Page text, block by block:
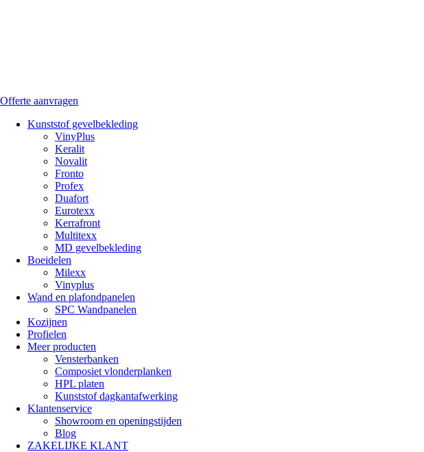
Offerte aanvragen
Kunststof gevelbekleding
VinyPlus
Keralit
Novalit
Fronto
Profex
Duafort
Eurotexx
Kerrafront
Multitexx
MD gevelbekleding
Boeidelen
Milexx
Vinyplus
Wand en plafondpanelen
SPC Wandpanelen
Kozijnen
Profielen
Meer producten
Vensterbanken
Composiet vlonderplanken
HPL platen
Kunststof dagkantafwerking
Klantenservice
Showroom en openingstijden
Blog
ZAKELIJKE KLANT